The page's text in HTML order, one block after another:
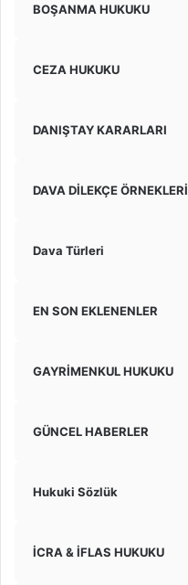
BOŞANMA HUKUKU
CEZA HUKUKU
DANIŞTAY KARARLARI
DAVA DİLEKÇE ÖRNEKLERİ
Dava Türleri
EN SON EKLENENLER
GAYRİMENKUL HUKUKU
GÜNCEL HABERLER
Hukuki Sözlük
İCRA & İFLAS HUKUKU